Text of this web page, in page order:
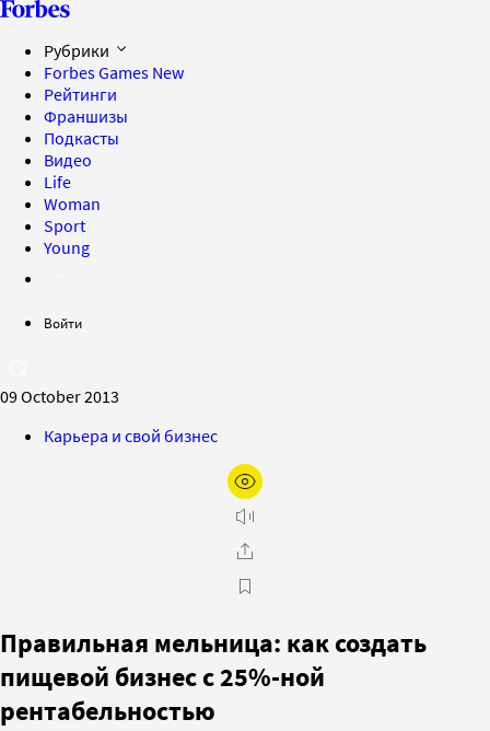
Рубрики
Forbes Games New
Рейтинги
Франшизы
Подкасты
Видео
Life
Woman
Sport
Young
Войти
09 October 2013
Карьера и свой бизнес
Правильная мельница: как создать
пищевой бизнес с 25%-ной
рентабельностью